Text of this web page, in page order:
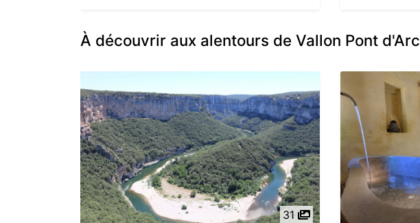
À découvrir aux alentours de Vallon Pont d'Arc
31